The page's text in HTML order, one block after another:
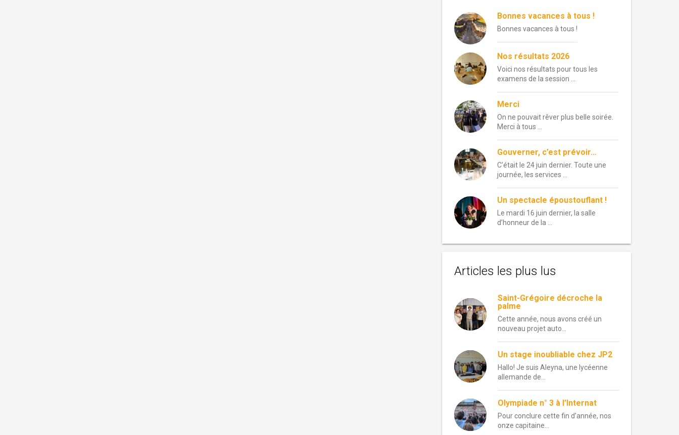
Bonnes vacances à tous !
Bonnes vacances à tous !
Nos résultats 2026
Voici nos résultats pour tous les
examens de la session …
Merci
On ne pouvait rêver plus belle soirée.
Merci à tous …
Gouverner, c’est prévoir…
C’était le 24 juin dernier. Toute une
journée, les services …
Un spectacle époustouflant !
Le mardi 16 juin dernier, la salle
d’honneur de la …
Articles les plus lus
Saint-Grégoire décroche la
palme
Cette année, nous avons créé un
nouveau projet auto...
Un stage inoubliable chez JP2
Hallo! Je suis Aleyna, une lycéenne
allemande de...
Olympiade n° 3 à l’Internat
Pour conclure cette fin d’année, nos
onze capitaine...